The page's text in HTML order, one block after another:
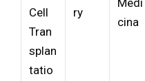
Cell
Tran
splan
tatio
ry
Medi
cina